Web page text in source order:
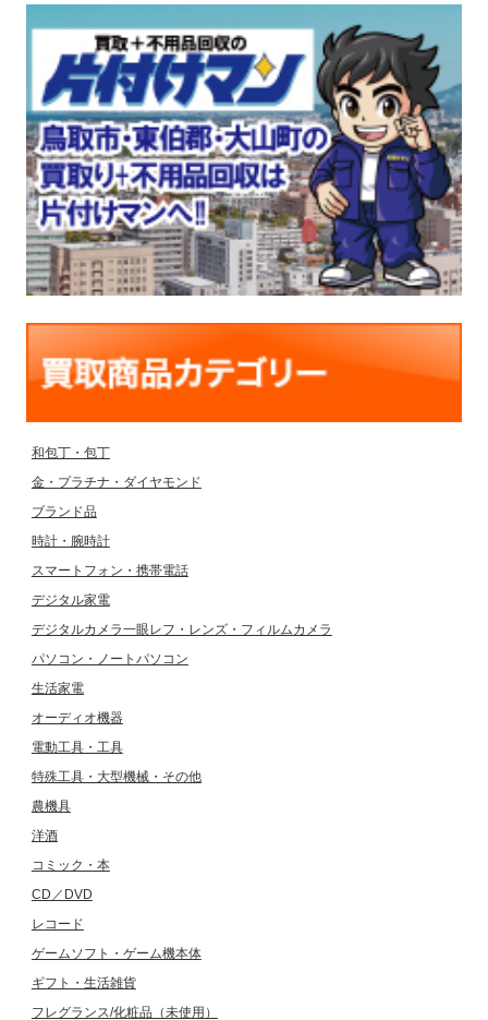
和包丁・包丁
金・プラチナ・ダイヤモンド
ブランド品
時計・腕時計
スマートフォン・携帯電話
デジタル家電
デジタルカメラ一眼レフ・レンズ・フィルムカメラ
パソコン・ノートパソコン
生活家電
オーディオ機器
電動工具・工具
特殊工具・大型機械・その他
農機具
洋酒
コミック・本
CD／DVD
レコード
ゲームソフト・ゲーム機本体
ギフト・生活雑貨
フレグランス/化粧品（未使用）